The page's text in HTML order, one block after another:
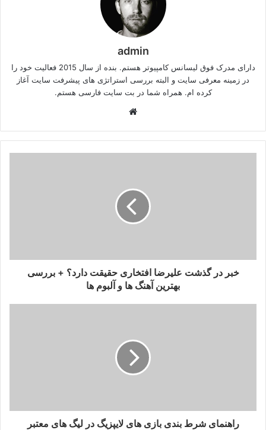
admin
دارای مدرک فوق لیسانس کامپیوتر هستم. بنده از سال 2015 فعالیت خود را
در زمینه معرفی سایت و البته بررسی استراتژی های پیشرفت سایت آغاز
کرده ام. همراه شما در بت سایت فارسی هستم.
خبر در گذشت علیرضا افتخاری حقیقت دارد؟ + بررسی
بهترین آهنگ ها و آلبوم ها
راهنمای شرط بندی بازی های لایپزیگ در لیگ های معتبر